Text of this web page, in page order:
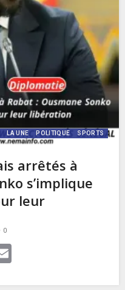
LA UNE POLITIQUE SPORTS
arrêtés à
s’implique
leur
0